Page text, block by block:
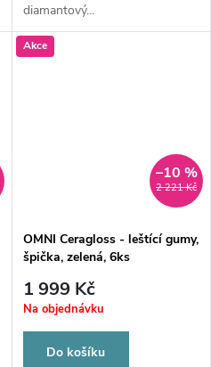
diamantový...
Akce
2 221 Kč
–10 %
OMNI Ceragloss - leštící gumy,
špička, zelená, 6ks
1 999 Kč
Na objednávku
Do košíku